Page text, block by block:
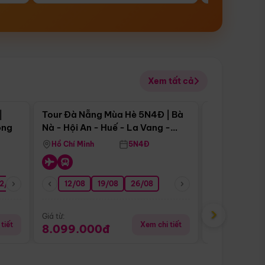
Xem tất cả
08 26/08 05/09 09/09 12/09
tiết
Điểm nổi bật
Tour Đà Nẵng Mùa Hè 5N4Đ | Bà
Nà - Hội An - Huế - La Vang -
Động Thiên Đường
Hồ Chí Minh 5N4Đ
12/08 19/08 26/08
Giá từ:
8.099.000đ Xem chi tiết
Giá từ:
›